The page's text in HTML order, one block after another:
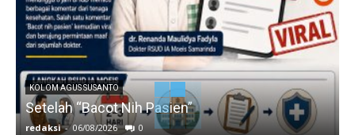
KOLOM AGUS SUSANTO
Setelah “Bacot Nih Pasien”
redaksi - 06/08/2026 0